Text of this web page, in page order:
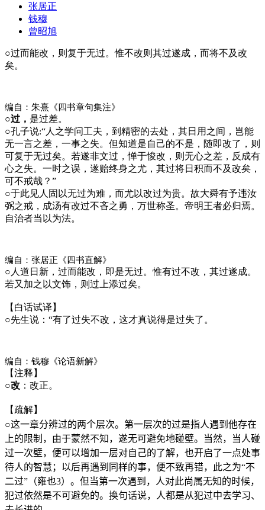
张居正
钱穆
曾昭旭
○过而能改，则复于无过。惟不改则其过遂成，而将不及改
矣。
编自：朱熹《四书章句集注》
○过， 是过差。
○孔子说:“人之学问工夫，到精密的去处，其日用之间，岂能
无一言之差，一事之失。但知道是自己的不是，随即改了，则
可复于无过矣。若遂非文过，惮于悛改，则无心之差，反成有
心之失。一时之误，遂贻终身之尤，其过将日积而不及改矣，
可不戒哉？”
○于此见人固以无过为难，而尤以改过为贵。故大舜有予违汝
弼之戒，成汤有改过不吝之勇，万世称圣。帝明王者必归焉。
自治者当以为法。
编自：张居正《四书直解》
○ 人道日新，过而能改，即是无过。惟有过不改，其过遂成。
若又加之以文饰，则过上添过矣。
【白话试译】
○先生说：“有了过失不改，这才真说得是过失了。
编自：钱穆《论语新解》
【注释】
○改 ：改正。
【疏解】
○这一章分辨过的两个层次。第一层次的过是指人遇到他存在
上的限制，由于蒙然不知，遂无可避免地碰壁。当然，当人碰
过一次壁，便可以增加一层对自己的了解，也开启了一点处事
待人的智慧；以后再遇到同样的事，便不致再错，此之为“不
二过”（雍也3）。但当第一次遇到，人对此尚属无知的时候，
犯过依然是不可避免的。换句话说，人都是从犯过中去学习、